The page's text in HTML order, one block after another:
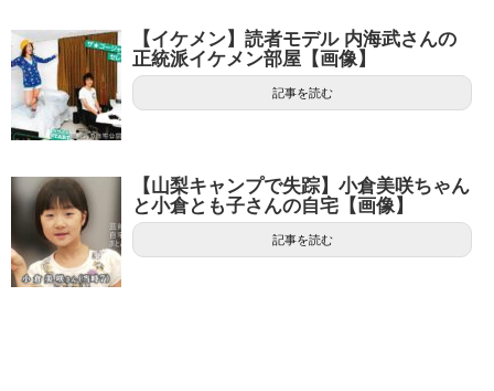
【イケメン】読者モデル 内海武さんの
正統派イケメン部屋【画像】
記事を読む
【山梨キャンプで失踪】小倉美咲ちゃん
と小倉とも子さんの自宅【画像】
記事を読む